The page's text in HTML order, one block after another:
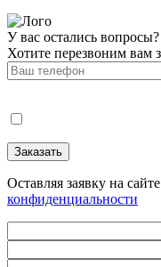
У вас остались вопросы?
Хотите перезвоним вам
Оставляя заявку на
конфиденциальности